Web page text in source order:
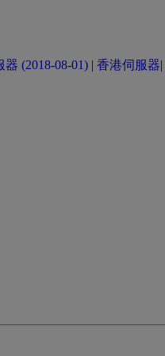
(2018-08-01) | 香港伺服器|